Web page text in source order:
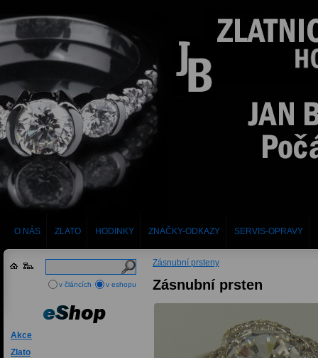
O NÁS ZLATO HODINKY ZNAČKY-ODKAZY SERVIS-OPRAVY
Akce
Zlato
Zásnubní prsteny
Zásnubní prsten
v článcích v eshopu